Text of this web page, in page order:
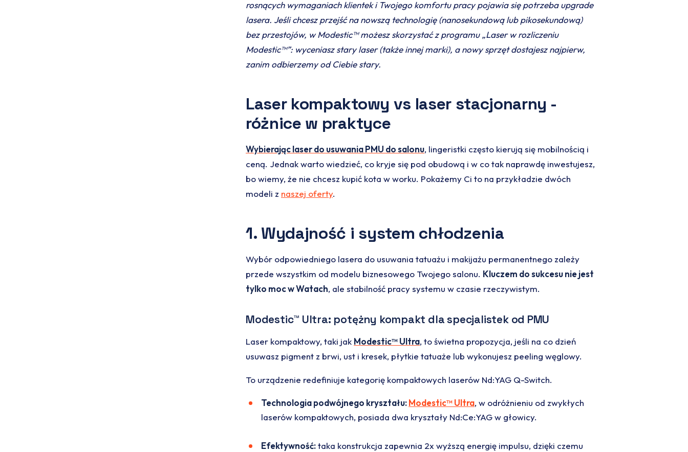
rosnących wymaganiach klientek i Twojego komfortu pracy pojawia się potrzeba upgrade
lasera. Jeśli chcesz przejść na nowszą technologię (nanosekundową lub pikosekundową)
bez przestojów, w Modestic™ możesz skorzystać z programu „Laser w rozliczeniu
Modestic™”: wyceniasz stary laser (także innej marki), a nowy sprzęt dostajesz najpierw,
zanim odbierzemy od Ciebie stary.
Laser kompaktowy vs laser stacjonarny -
różnice w praktyce
Wybierając laser do usuwania PMU do salonu, lingeristki często kierują się mobilnością i
ceną. Jednak warto wiedzieć, co kryje się pod obudową i w co tak naprawdę inwestujesz,
bo wiemy, że nie chcesz kupić kota w worku. Pokażemy Ci to na przykładzie dwóch
modeli z naszej oferty.
1. Wydajność i system chłodzenia
Wybór odpowiedniego lasera do usuwania tatuażu i makijażu permanentnego zależy
przede wszystkim od modelu biznesowego Twojego salonu. Kluczem do sukcesu nie jest
tylko moc w Watach, ale stabilność pracy systemu w czasie rzeczywistym.
Modestic™ Ultra: potężny kompakt dla specjalistek od PMU
Laser kompaktowy, taki jak Modestic™ Ultra, to świetna propozycja, jeśli na co dzień
usuwasz pigment z brwi, ust i kresek, płytkie tatuaże lub wykonujesz peeling węglowy.
To urządzenie redefiniuje kategorię kompaktowych laserów Nd:YAG Q-Switch.
Technologia podwójnego kryształu:Modestic™ Ultra, w odróżnieniu od zwykłych
laserów kompaktowych, posiada dwa kryształy Nd:Ce:YAG w głowicy.
Efektywność:taka konstrukcja zapewnia 2x wyższą energię impulsu, dzięki czemu